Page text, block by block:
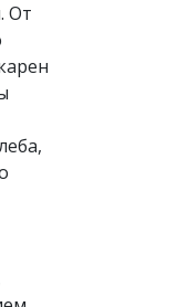
От